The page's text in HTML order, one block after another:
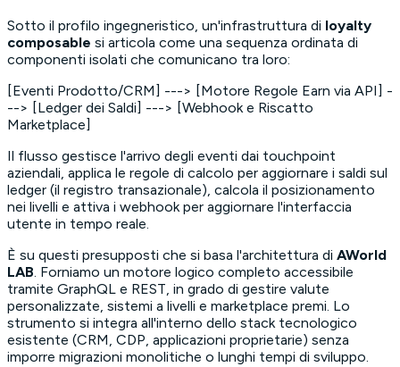
Sotto il profilo ingegneristico, un'infrastruttura di loyalty
composable si articola come una sequenza ordinata di
componenti isolati che comunicano tra loro:
[Eventi Prodotto/CRM] ---> [Motore Regole Earn via API] -
--> [Ledger dei Saldi] ---> [Webhook e Riscatto
Marketplace]
Il flusso gestisce l'arrivo degli eventi dai touchpoint
aziendali, applica le regole di calcolo per aggiornare i saldi sul
ledger (il registro transazionale), calcola il posizionamento
nei livelli e attiva i webhook per aggiornare l'interfaccia
utente in tempo reale.
È su questi presupposti che si basa l'architettura di AWorld
LAB . Forniamo un motore logico completo accessibile
tramite GraphQL e REST, in grado di gestire valute
personalizzate, sistemi a livelli e marketplace premi. Lo
strumento si integra all'interno dello stack tecnologico
esistente (CRM, CDP, applicazioni proprietarie) senza
imporre migrazioni monolitiche o lunghi tempi di sviluppo.